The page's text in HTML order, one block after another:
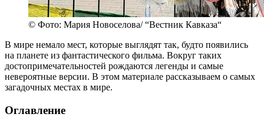
© Фото: Мария Новоселова/ “Вестник Кавказа“
В мире немало мест, которые выглядят так, будто появились
на планете из фантастического фильма. Вокруг таких
достопримечательностей рождаются легенды и самые
невероятные версии. В этом материале рассказываем о самых
загадочных местах в мире.
Оглавление